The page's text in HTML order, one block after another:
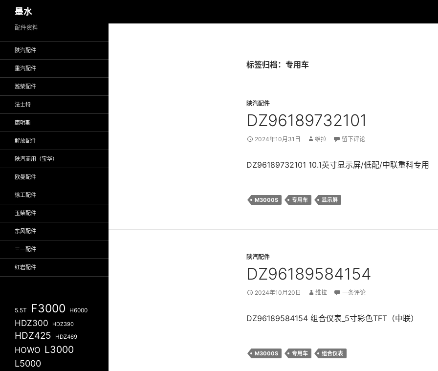
至
墨水
标签归档：专用车
陕汽配件
DZ96189732101
2024年10月31日 维拉 留下评论
DZ96189732101 10.1英寸显示屏/低配/中联重科专用
M3000S 专用车 显示屏
陕汽配件
DZ96189584154
2024年10月20日 维拉 一条评论
DZ96189584154 组合仪表_5寸彩色TFT（中联）
M3000S 专用车 组合仪表
配件资料
陕汽配件
重汽配件
潍柴配件
法士特
康明斯
解放配件
陕汽商用（宝华）
欧曼配件
徐工配件
玉柴配件
东风配件
三一配件
红岩配件
5.5T F3000 H6000
HDZ300 HDZ390
HDZ425 HDZ469
HOWO L3000
L5000